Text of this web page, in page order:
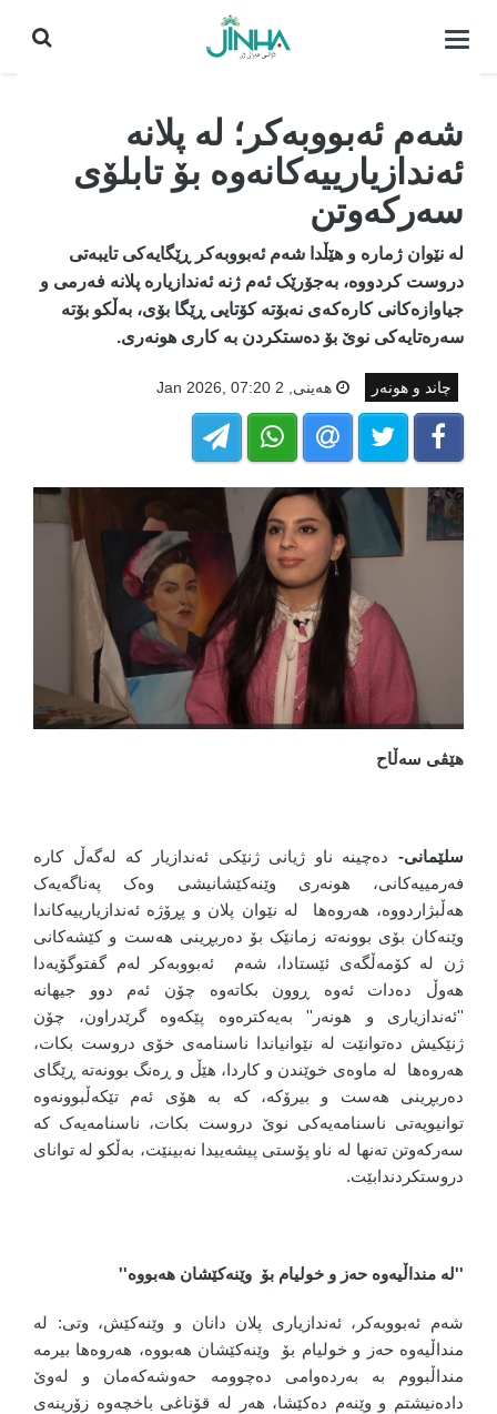
كردنه‌وه‌ی
شەم ئەبووبەکر؛ لە پلانە
ئەندازیارییەکانەوە بۆ تابلۆی
سەرکەوتن
لە نێوان ژمارە و هێڵدا شەم ئەبووبەکر ڕێگایەکی تایبەتی
دروست کردووە، بەجۆرێک ئەم ژنە ئەندازیارە پلانە فەرمی و
جیاوازەکانی کارەکەی نەبۆتە کۆتایی ڕێگا بۆی، بەڵکو بۆتە
سەرەتایەکی نوێ بۆ دەستکردن بە کاری هونەری.
چاند و هونەر هه‌ینی, 2 Jan 2026, 07:20
هێڤی سەڵاح
سلێمانی- دەچینە ناو ژیانی ژنێکی ئەندازیار کە لەگەڵ کارە
فەرمییەکانی، هونەری وێنەکێشانیشی وەک پەناگەیەک
هەڵبژاردووە، هەروەها لە نێوان پلان و پڕۆژە ئەندازیارییەکاندا
وێنەکان بۆی بوونەتە زمانێک بۆ دەربڕینی هەست و کێشەکانی
ژن لە کۆمەڵگەی ئێستادا، شەم ئەبووبەکر لەم گفتوگۆیەدا
هەوڵ دەدات ئەوە ڕوون بکاتەوە چۆن ئەم دوو جیهانە
''ئەندازیاری و هونەر'' بەیەکترەوە پێکەوە گرێدراون، چۆن
ژنێکیش دەتوانێت لە نێوانیاندا ناسنامەی خۆی دروست بکات،
هەروەها لە ماوەی خوێندن و کاردا، هێڵ و ڕەنگ بوونەتە ڕێگای
دەربڕینی هەست و بیرۆکە، کە بە هۆی ئەم تێکەڵبوونەوە
توانیویەتی ناسنامەیەکی نوێ دروست بکات، ناسنامەیەک کە
سەرکەوتن تەنها لە ناو پۆستی پیشەییدا نەبینێت، بەڵکو لە توانای
دروستکردندابێت.
''لە منداڵیەوە حەز و خولیام بۆ وێنەکێشان هەبووە''
شەم ئەبووبەکر، ئەندازیاری پلان دانان و وێنەکێش، وتی: لە
منداڵیەوە حەز و خولیام بۆ وێنەکێشان هەبووە، هەروەها بیرمە
منداڵبووم بە بەردەوامی دەچوومە حەوشەکەمان و لەوێ
دادەنیشتم و وێنەم دەکێشا، هەر لە قۆناغی باخچەوە زۆرینەی